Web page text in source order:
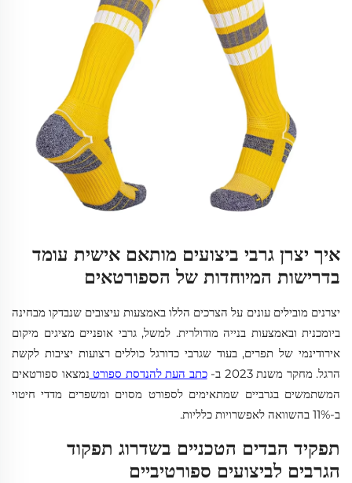
איך יצרן גרבי ביצועים מותאם אישית עומד
בדרישות המיוחדות של הספורטאים
יצרנים מובילים עונים על הצרכים הללו באמצעות עיצובים שנבדקו מבחינה
ביומכנית ובאמצעות בנייה מודולרית. למשל, גרבי אופניים מציגים מיקום
אירודינמי של תפרים, בעוד שגרבי כדורגל כוללים רצועות יציבות לקשת
הרגל. מחקר משנת 2023 ב-
כתב העת להנדסת ספורט נמצאו ספורטאים
המשתמשים בגרביים שמתאימים לספורט מסוים ומשפרים מדדי חיטוי
ב-11% בהשוואה לאפשרויות כלליות.
תפקיד הבדים הטכניים בשדרוג תפקוד
הגרבים לביצועים ספורטיביים